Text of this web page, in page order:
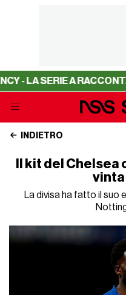
LA SERIE A
INDIETRO
Il kit del Chelsea
vinta
La divisa ha fatto il suo